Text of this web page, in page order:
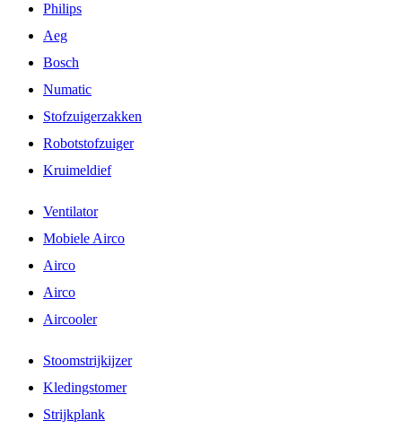
Philips
Aeg
Bosch
Numatic
Stofzuigerzakken
Robotstofzuiger
Kruimeldief
Ventilator
Mobiele Airco
Airco
Airco
Aircooler
Stoomstrijkijzer
Kledingstomer
Strijkplank